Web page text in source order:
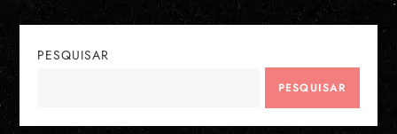
PESQUISAR
PESQUISAR